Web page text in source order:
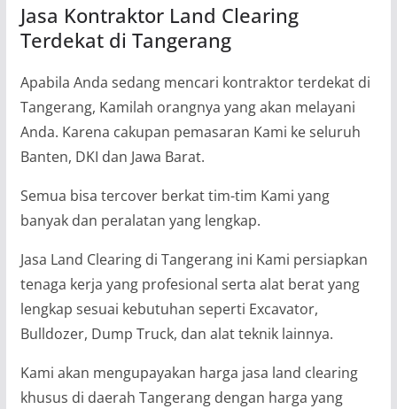
Jasa Kontraktor Land Clearing
Terdekat di Tangerang
Apabila Anda sedang mencari kontraktor terdekat di
Tangerang, Kamilah orangnya yang akan melayani
Anda. Karena cakupan pemasaran Kami ke seluruh
Banten, DKI dan Jawa Barat.
Semua bisa tercover berkat tim-tim Kami yang
banyak dan peralatan yang lengkap.
Jasa Land Clearing di Tangerang ini Kami persiapkan
tenaga kerja yang profesional serta alat berat yang
lengkap sesuai kebutuhan seperti Excavator,
Bulldozer, Dump Truck, dan alat teknik lainnya.
Kami akan mengupayakan harga jasa land clearing
khusus di daerah Tangerang dengan harga yang